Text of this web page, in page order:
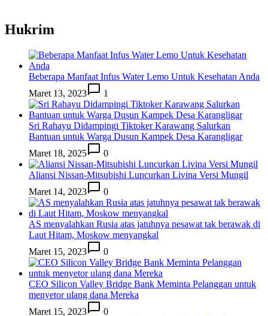
Hukrim
Beberapa Manfaat Infus Water Lemo Untuk Kesehatan Anda
Maret 13, 2023
1
Sri Rahayu Didampingi Tiktoker Karawang Salurkan
Bantuan untuk Warga Dusun Kampek Desa Karangligar
Maret 18, 2025
0
Aliansi Nissan-Mitsubishi Luncurkan Livina Versi Mungil
Maret 14, 2023
0
AS menyalahkan Rusia atas jatuhnya pesawat tak berawak di
Laut Hitam, Moskow menyangkal
Maret 15, 2023
0
CEO Silicon Valley Bridge Bank Meminta Pelanggan untuk
menyetor ulang dana Mereka
Maret 15, 2023
0